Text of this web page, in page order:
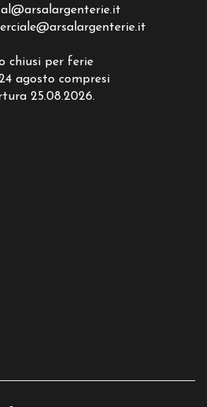
chiusi per ferie
agosto compresi
25.08.2026.